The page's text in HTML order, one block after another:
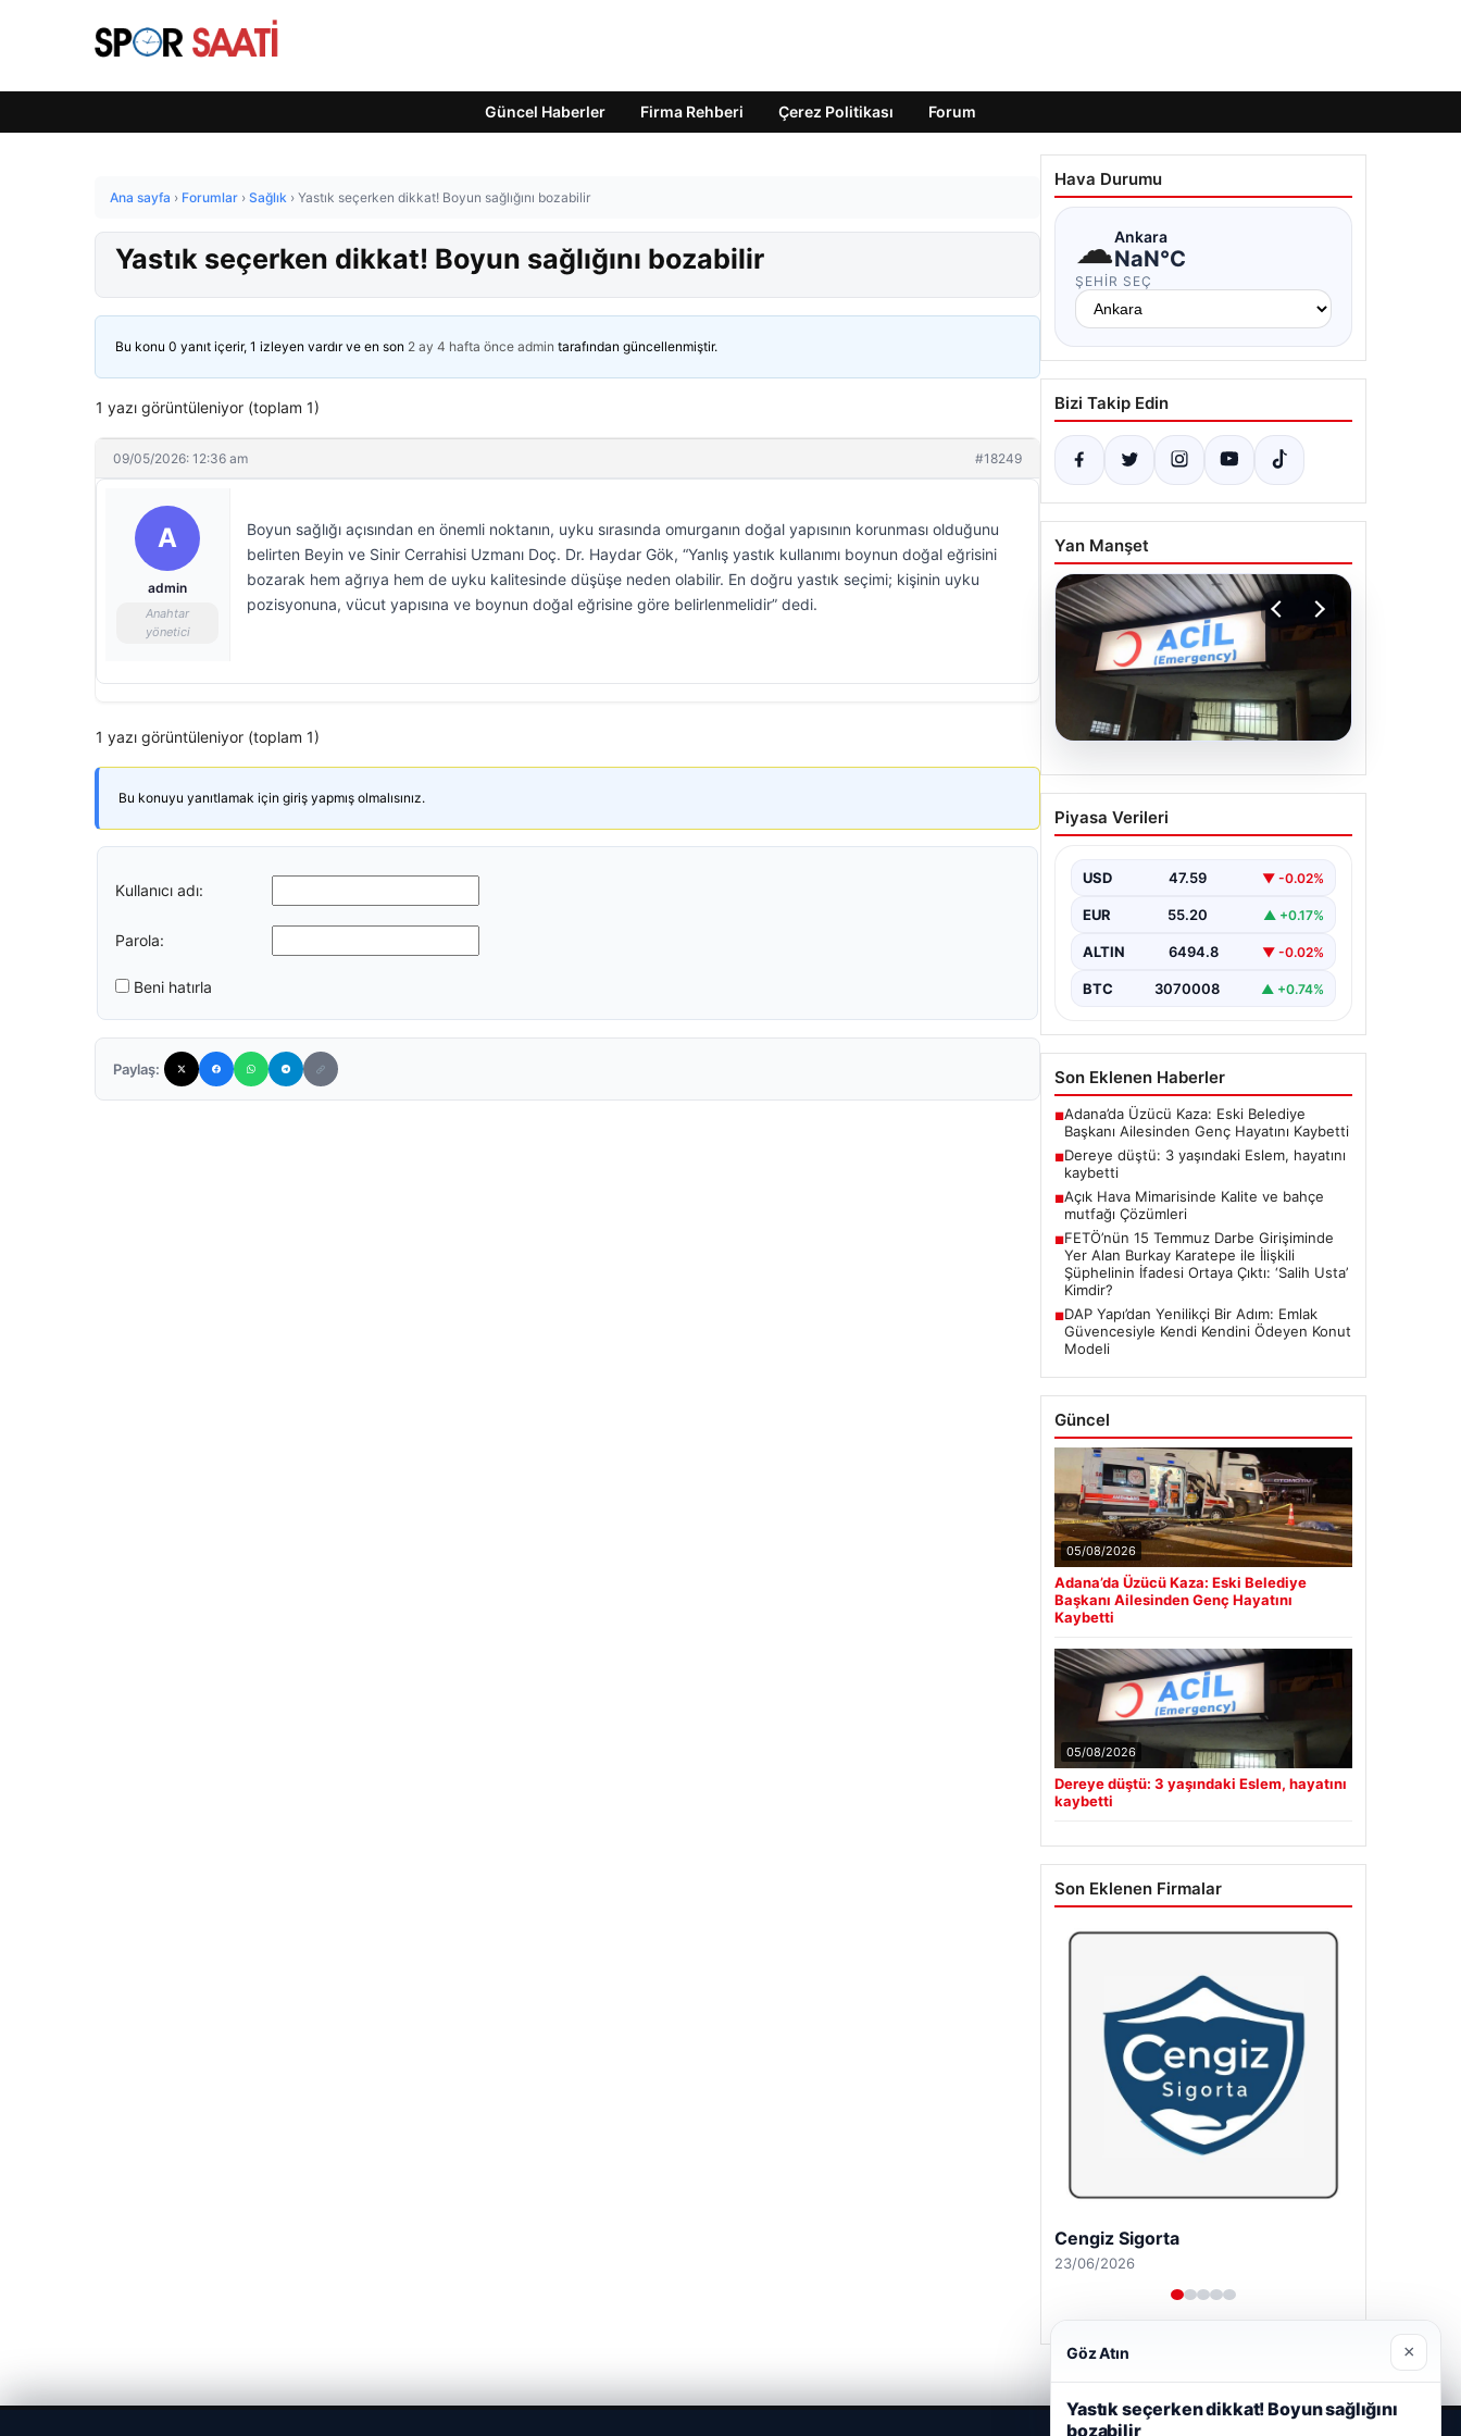
Güncel Haberler Firma Rehberi Çerez Politikası Forum
Ana sayfa › Forumlar › Sağlık › Yastık seçerken dikkat! Boyun sağlığını bozabilir
Yastık seçerken dikkat! Boyun sağlığını bozabilir
Bu konu 0 yanıt içerir, 1 izleyen vardır ve en son 2 ay 4 hafta önce admin tarafından güncellenmiştir.
1 yazı görüntüleniyor (toplam 1)
09/05/2026: 12:36 am #18249
A
admin
Anahtar
yönetici
Boyun sağlığı açısından en önemli noktanın, uyku sırasında omurganın doğal yapısının korunması olduğunu
belirten Beyin ve Sinir Cerrahisi Uzmanı Doç. Dr. Haydar Gök, “Yanlış yastık kullanımı boynun doğal eğrisini
bozarak hem ağrıya hem de uyku kalitesinde düşüşe neden olabilir. En doğru yastık seçimi; kişinin uyku
pozisyonuna, vücut yapısına ve boynun doğal eğrisine göre belirlenmelidir” dedi.
1 yazı görüntüleniyor (toplam 1)
Bu konuyu yanıtlamak için giriş yapmış olmalısınız.
Kullanıcı adı:
Parola:
Beni hatırla
Paylaş:
Hava Durumu
☁Ankara
NaN°C
ŞEHIR SEÇ
Bizi Takip Edin
Yan Manşet
05.08.2026
Dereye düştü: 3 yaşındaki
Eslem, hayatını kaybetti
Piyasa Verileri
USD 47.59 ▼ -0.02%
EUR 55.20 ▲ +0.17%
ALTIN 6494.8 ▼ -0.02%
BTC 3070008 ▲ +0.74%
Son Eklenen Haberler
■Adana’da Üzücü Kaza: Eski Belediye
Başkanı Ailesinden Genç Hayatını Kaybetti
■Dereye düştü: 3 yaşındaki Eslem, hayatını
kaybetti
■Açık Hava Mimarisinde Kalite ve bahçe
mutfağı Çözümleri
■FETÖ’nün 15 Temmuz Darbe Girişiminde
Yer Alan Burkay Karatepe ile İlişkili
Şüphelinin İfadesi Ortaya Çıktı: ‘Salih Usta’
Kimdir?
■DAP Yapı’dan Yenilikçi Bir Adım: Emlak
Güvencesiyle Kendi Kendini Ödeyen Konut
Modeli
Güncel
05/08/2026
Adana’da Üzücü Kaza: Eski Belediye
Başkanı Ailesinden Genç Hayatını
Kaybetti
05/08/2026
Dereye düştü: 3 yaşındaki Eslem, hayatını
kaybetti
Son Eklenen Firmalar
Cengiz Sigorta
23/06/2026
Göz Atın ×
Yastık seçerken dikkat! Boyun sağlığını
bozabilir